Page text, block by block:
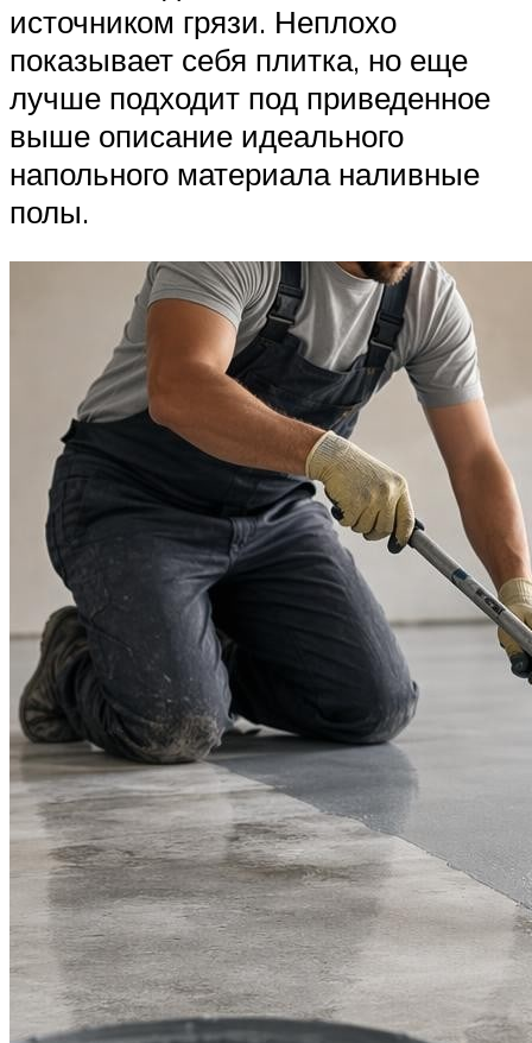
источником грязи. Неплохо
показывает себя плитка, но еще
лучше подходит под приведенное
выше описание идеального
напольного материала наливные
полы.